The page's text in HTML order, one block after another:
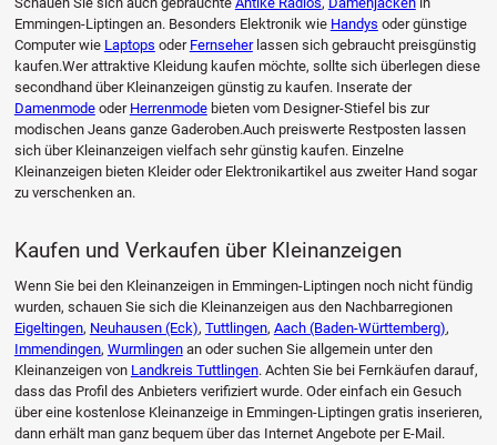
Emmingen-Liptingen an. Besonders Elektronik wie Handys oder günstige
Computer wie Laptops oder Fernseherlassen sich gebraucht preisgünstig
kaufen.Wer attraktive Kleidung kaufen möchte, sollte sich überlegen diese
secondhand über Kleinanzeigen günstig zu kaufen. Inserate der
Damenmodeoder Herrenmodebieten vom Designer-Stiefel bis zur
modischen Jeans ganze Gaderoben.Auch preiswerte Restposten lassen
sich über Kleinanzeigen vielfach sehr günstig kaufen. Einzelne
Kleinanzeigen bieten Kleider oder Elektronikartikel aus zweiter Hand sogar
zu verschenken an.
Kaufen und Verkaufen über Kleinanzeigen
Wenn Sie bei den Kleinanzeigen in Emmingen-Liptingen noch nicht fündig
wurden, schauen Sie sich die Kleinanzeigen aus den Nachbarregionen
Eigeltingen, Neuhausen (Eck), Tuttlingen, Aach (Baden-Württemberg),
Immendingen, Wurmlingenan oder suchen Sie allgemein unter den
Kleinanzeigen von Landkreis Tuttlingen. Achten Sie bei Fernkäufen darauf,
dass das Profil des Anbieters verifiziert wurde. Oder einfach ein Gesuch
über eine kostenlose Kleinanzeige in Emmingen-Liptingen gratis inserieren,
dann erhält man ganz bequem über das Internet Angebote per E-Mail.